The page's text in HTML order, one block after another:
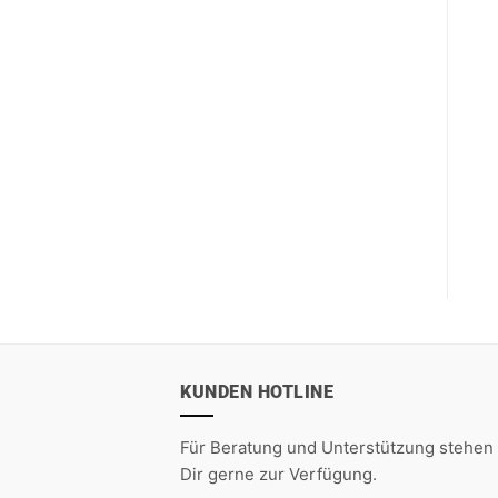
KUNDEN HOTLINE
Für Beratung und Unterstützung
Dir gerne zur Verfügung.